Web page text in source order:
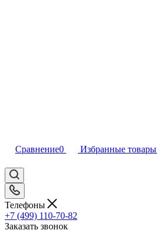
Сравнение0 Избранные товары
Телефоны
+7 (499) 110-70-82
Заказать звонок